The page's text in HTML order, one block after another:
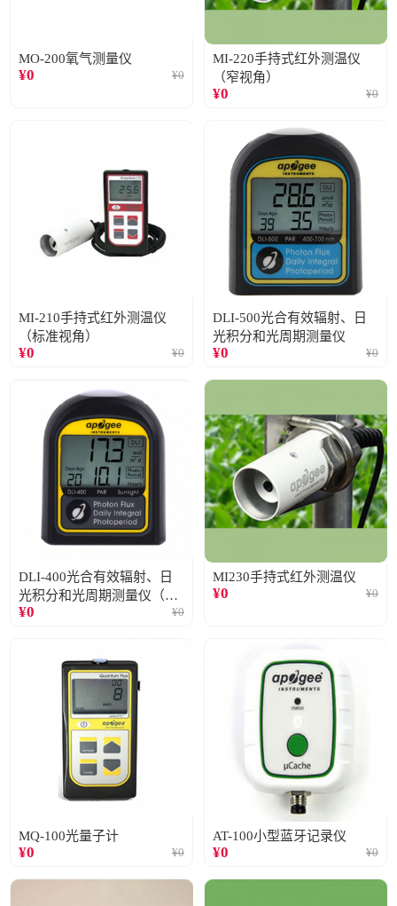
MO-200氧气测量仪
¥0 ¥0
MI-220手持式红外测温仪
（窄视角）
¥0 ¥0
MI-210手持式红外测温仪
（标准视角）
¥0 ¥0
DLI-500光合有效辐射、日
光积分和光周期测量仪
¥0 ¥0
DLI-400光合有效辐射、日
光积分和光周期测量仪（仅
阳光）
¥0 ¥0
MI230手持式红外测温仪
¥0 ¥0
MQ-100光量子计
¥0 ¥0
AT-100小型蓝牙记录仪
¥0 ¥0